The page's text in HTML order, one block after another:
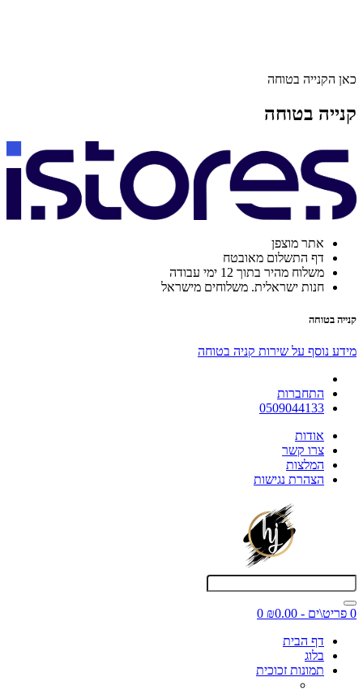
כאן הקנייה בטוחה
קנייה בטוחה
אתר מוצפן
דף התשלום מאובטח
משלוח מהיר בתוך 12 ימי עבודה
חנות ישראלית. משלוחים מישראל
קנייה בטוחה
מידע נוסף על שירות קניה בטוחה
התחברות
0509044133
אודות
צרו קשר
המלצות
הצהרת נגישות
0 פריט\ים - ₪0.00
0
דף הבית
בלוג
תמונות זכוכית